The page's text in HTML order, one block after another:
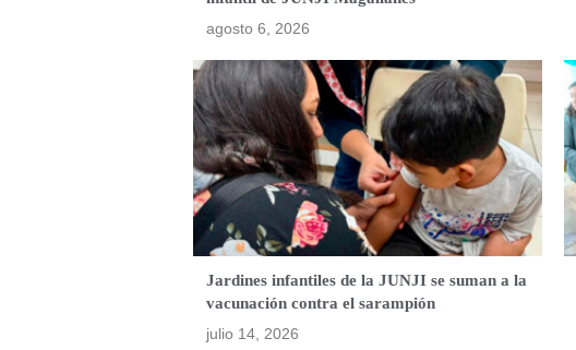
agosto 6, 2026
Jardines infantiles de la JUNJI se suman a la
vacunación contra el sarampión
julio 14, 2026